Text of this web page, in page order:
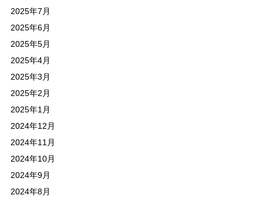
2025年7月
2025年6月
2025年5月
2025年4月
2025年3月
2025年2月
2025年1月
2024年12月
2024年11月
2024年10月
2024年9月
2024年8月